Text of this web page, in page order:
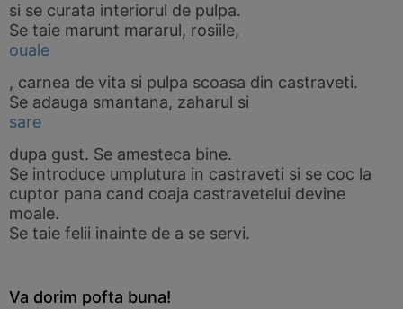
si se curata interiorul de pulpa.
Se taie marunt mararul, rosiile,
ouale
, carnea de vita si pulpa scoasa din castraveti.
Se adauga smantana, zaharul si
sare
dupa gust. Se amesteca bine.
Se introduce umplutura in castraveti si se coc la
cuptor pana cand coaja castravetelui devine
moale.
Se taie felii inainte de a se servi.
Va dorim pofta buna!